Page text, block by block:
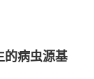
病虫源基